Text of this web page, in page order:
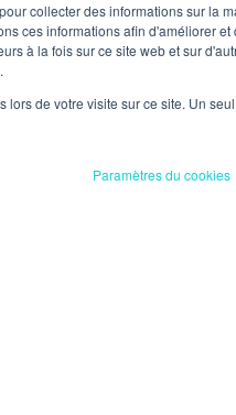
collecter des informations sur la
ces informations afin d'améliorer
à la fois sur ce site web et sur
.
de votre visite sur ce site. Un
Paramètres du cookies